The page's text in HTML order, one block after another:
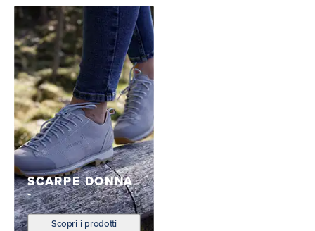
SCARPE DONNA
Scopri i prodotti